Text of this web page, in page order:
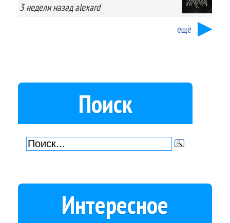
3 неделиназад alexard
ещё
Поиск
Интересное